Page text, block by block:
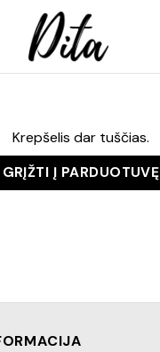
Krepšelis dar tuščias.
GRĮŽTI Į PARDUOTUVĘ